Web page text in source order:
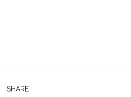
SHARE